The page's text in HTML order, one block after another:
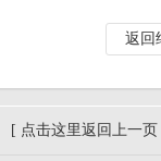
返回
[ 点击这里返回上一页